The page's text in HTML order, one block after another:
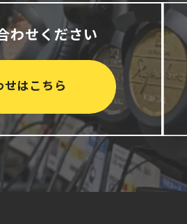
わせください
はこちら